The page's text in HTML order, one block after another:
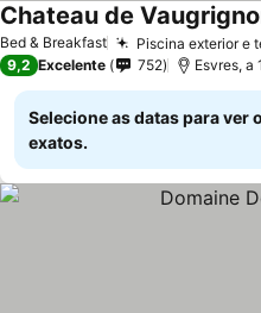
Bed & Breakfast Piscina exterior e
Chateau de
9,2 Excelente 752 Esvres,
Selecione as datas para ver
exatos.